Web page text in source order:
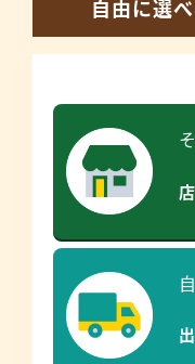
自由に選